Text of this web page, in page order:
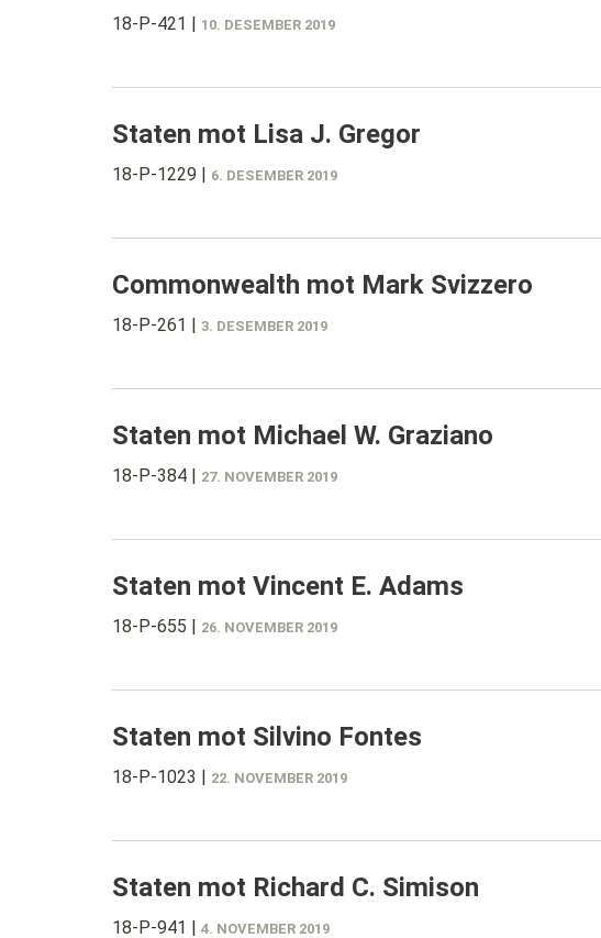
18-P-421 | 10. DESEMBER 2019
Staten mot Lisa J. Gregor
18-P-1229 | 6. DESEMBER 2019
Commonwealth mot Mark Svizzero
18-P-261 | 3. DESEMBER 2019
Staten mot Michael W. Graziano
18-P-384 | 27. NOVEMBER 2019
Staten mot Vincent E. Adams
18-P-655 | 26. NOVEMBER 2019
Staten mot Silvino Fontes
18-P-1023 | 22. NOVEMBER 2019
Staten mot Richard C. Simison
18-P-941 | 4. NOVEMBER 2019